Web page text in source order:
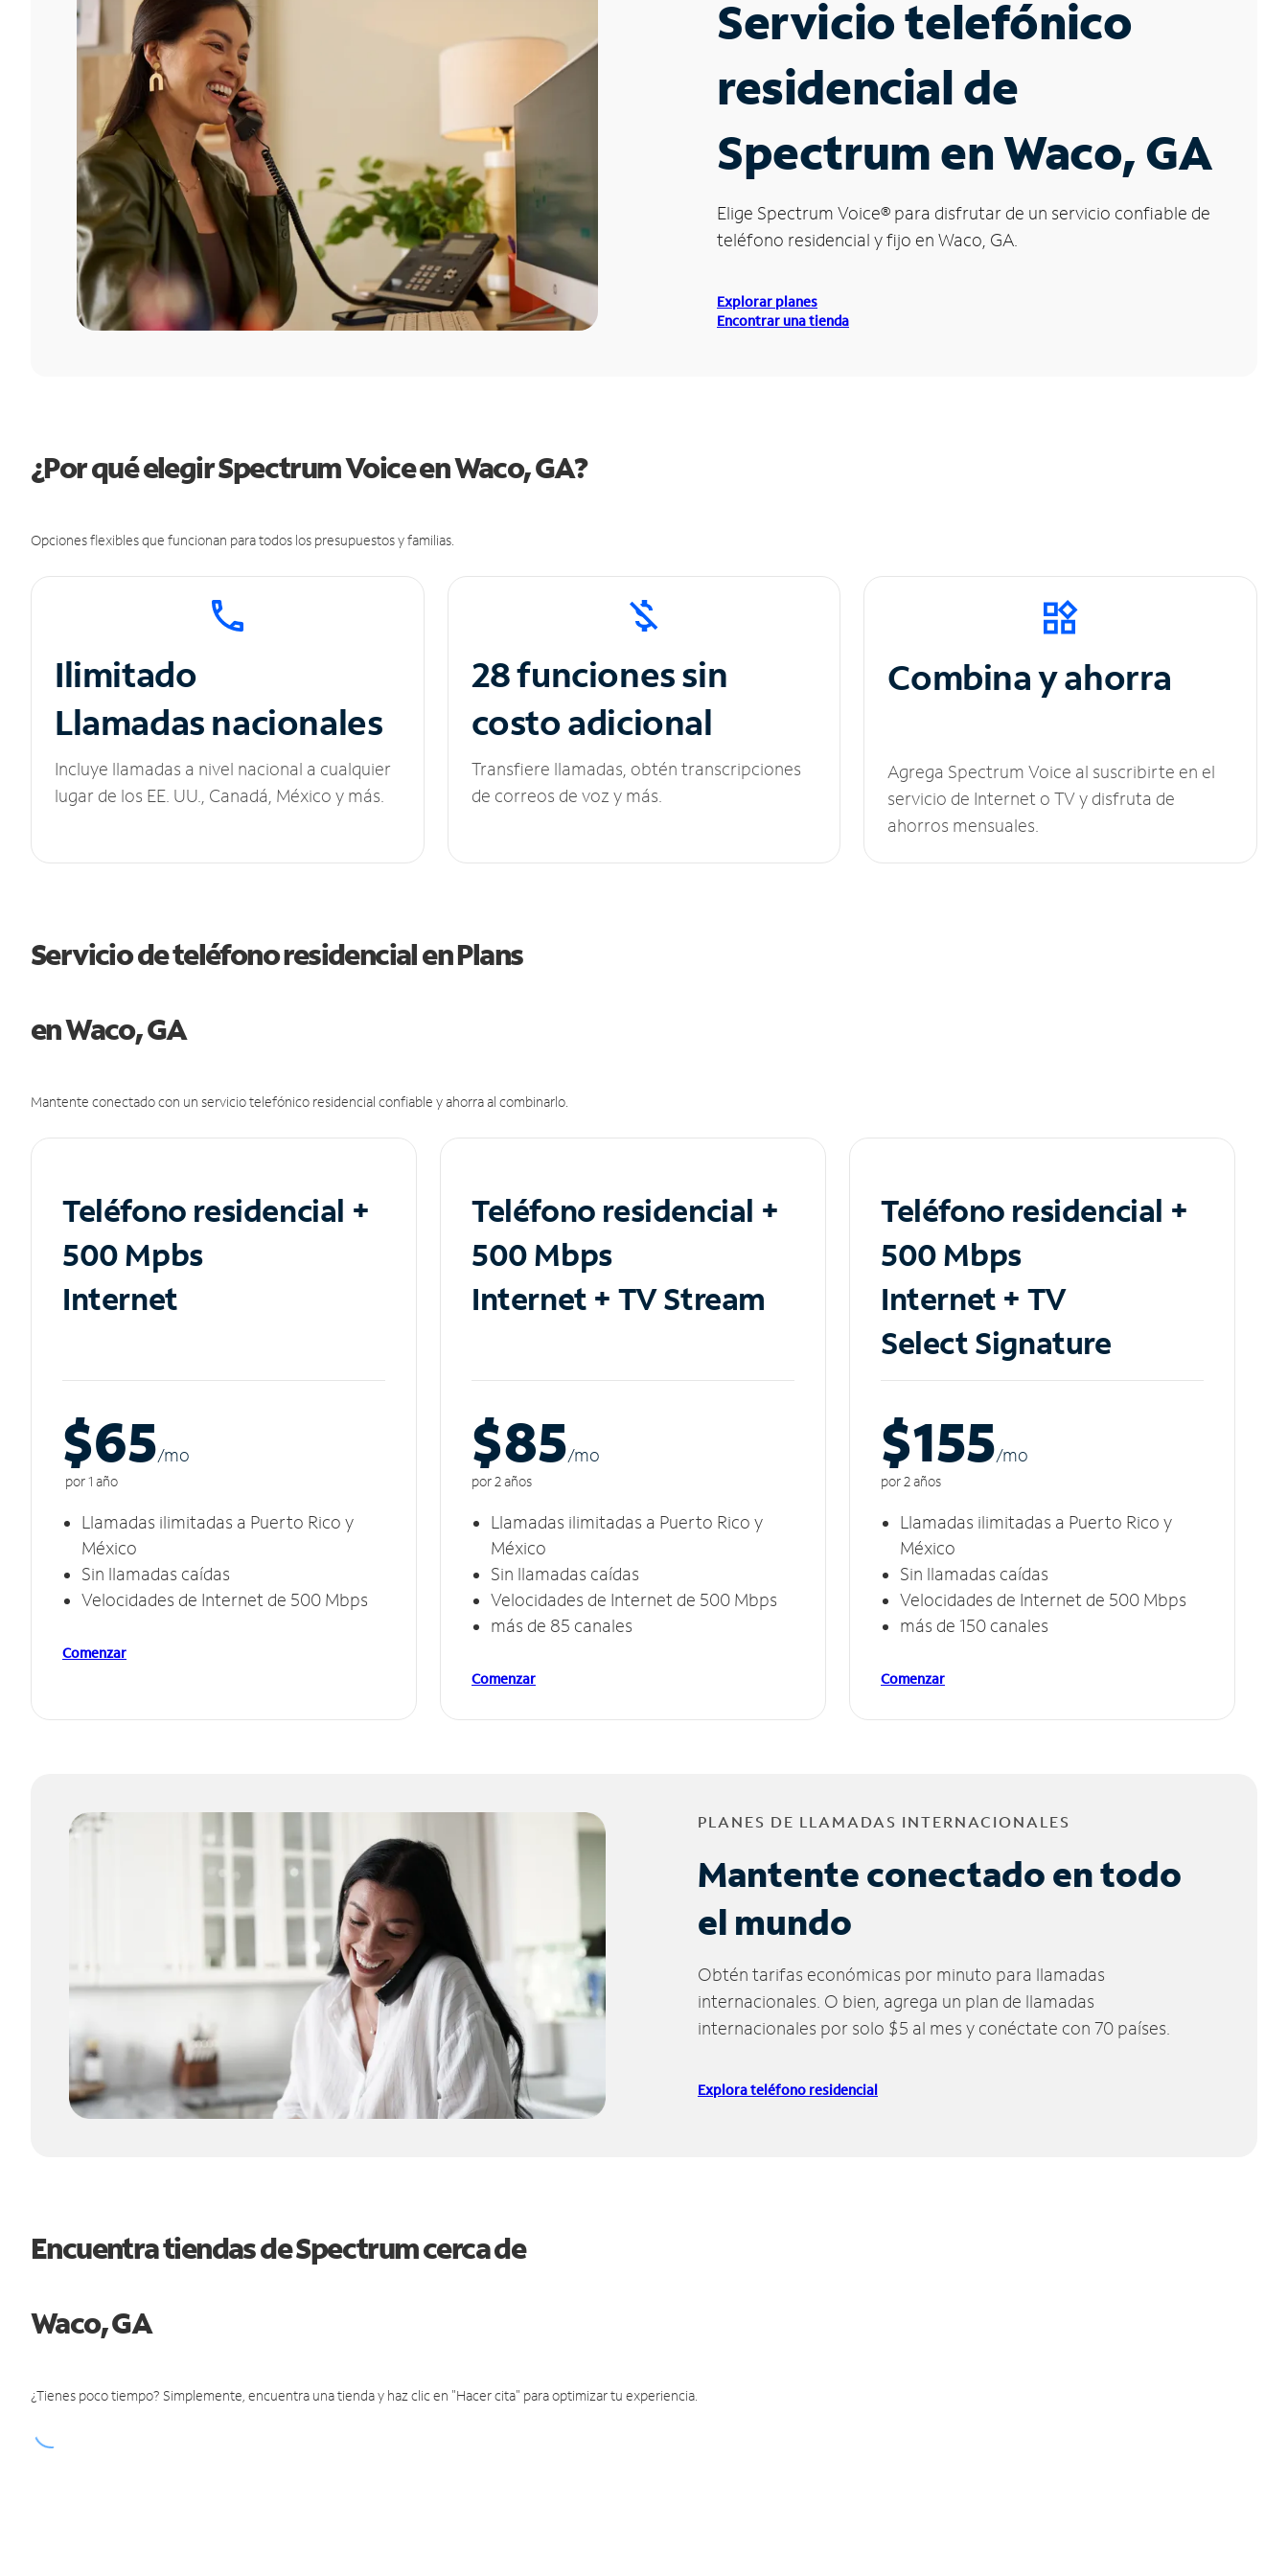
Servicio telefónico
residencial de
Spectrum en Waco, GA
Elige Spectrum Voice® para disfrutar de un servicio confiable de
teléfono residencial y fijo en Waco, GA.
Explorar planes
Encontrar una tienda
¿Por qué elegir Spectrum Voice en Waco, GA?
Opciones flexibles que funcionan para todos los presupuestos y familias.
Ilimitado
Llamadas nacionales
Incluye llamadas a nivel nacional a cualquier
lugar de los EE. UU., Canadá, México y más.
28 funciones sin
costo adicional
Transfiere llamadas, obtén transcripciones
de correos de voz y más.
Combina y ahorra
Agrega Spectrum Voice al suscribirte en el
servicio de Internet o TV y disfruta de
ahorros mensuales.
Servicio de teléfono residencial en Plans
en Waco, GA
Mantente conectado con un servicio telefónico residencial confiable y ahorra al combinarlo.
Teléfono residencial +
500 Mpbs
Internet
$65/mo
por 1 año
Llamadas ilimitadas a Puerto Rico y
México
Sin llamadas caídas
Velocidades de Internet de 500 Mbps
Comenzar
Teléfono residencial +
500 Mbps
Internet + TV Stream
$85/mo
por 2 años
Llamadas ilimitadas a Puerto Rico y
México
Sin llamadas caídas
Velocidades de Internet de 500 Mbps
más de 85 canales
Comenzar
Teléfono residencial +
500 Mbps
Internet + TV
Select Signature
$155/mo
por 2 años
Llamadas ilimitadas a Puerto Rico y
México
Sin llamadas caídas
Velocidades de Internet de 500 Mbps
más de 150 canales
Comenzar
PLANES DE LLAMADAS INTERNACIONALES
Mantente conectado en todo
el mundo
Obtén tarifas económicas por minuto para llamadas
internacionales. O bien, agrega un plan de llamadas
internacionales por solo $5 al mes y conéctate con 70 países.
Explora teléfono residencial
Encuentra tiendas de Spectrum cerca de
Waco, GA
¿Tienes poco tiempo? Simplemente, encuentra una tienda y haz clic en "Hacer cita" para optimizar tu experiencia.